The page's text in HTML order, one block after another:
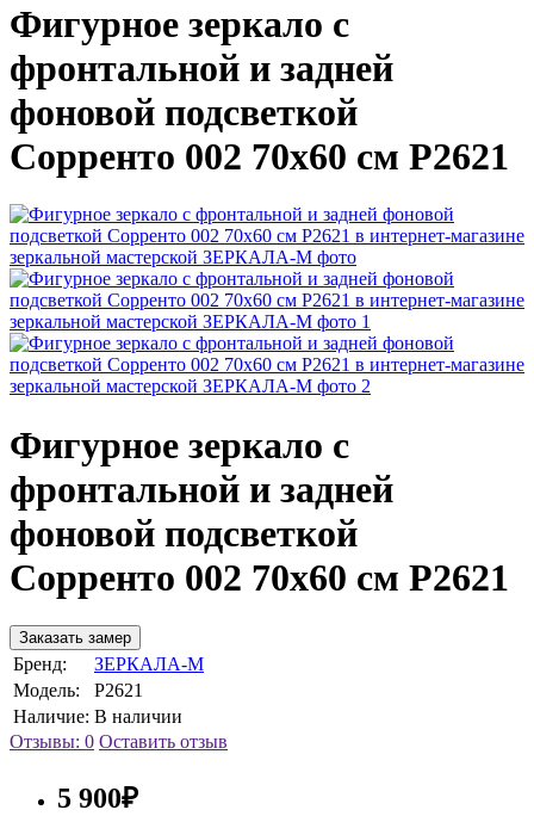
Фигурное зеркало с
фронтальной и задней
фоновой подсветкой
Сорренто 002 70х60 см Р2621
Фигурное зеркало с
фронтальной и задней
фоновой подсветкой
Сорренто 002 70х60 см Р2621
Заказать замер
Бренд:
ЗЕРКАЛА-М
Модель:
Р2621
Наличие: В наличии
Отзывы: 0 Оставить отзыв
5 900₽